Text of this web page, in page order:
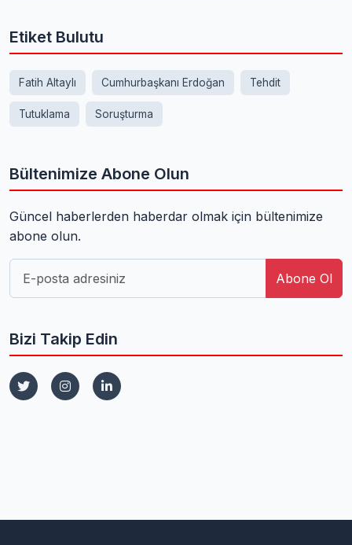
Etiket Bulutu
Fatih Altaylı Cumhurbaşkanı Erdoğan Tehdit
Tutuklama Soruşturma
Bültenimize Abone Olun
Güncel haberlerden haberdar olmak için bültenimize
abone olun.
Abone Ol
Bizi Takip Edin